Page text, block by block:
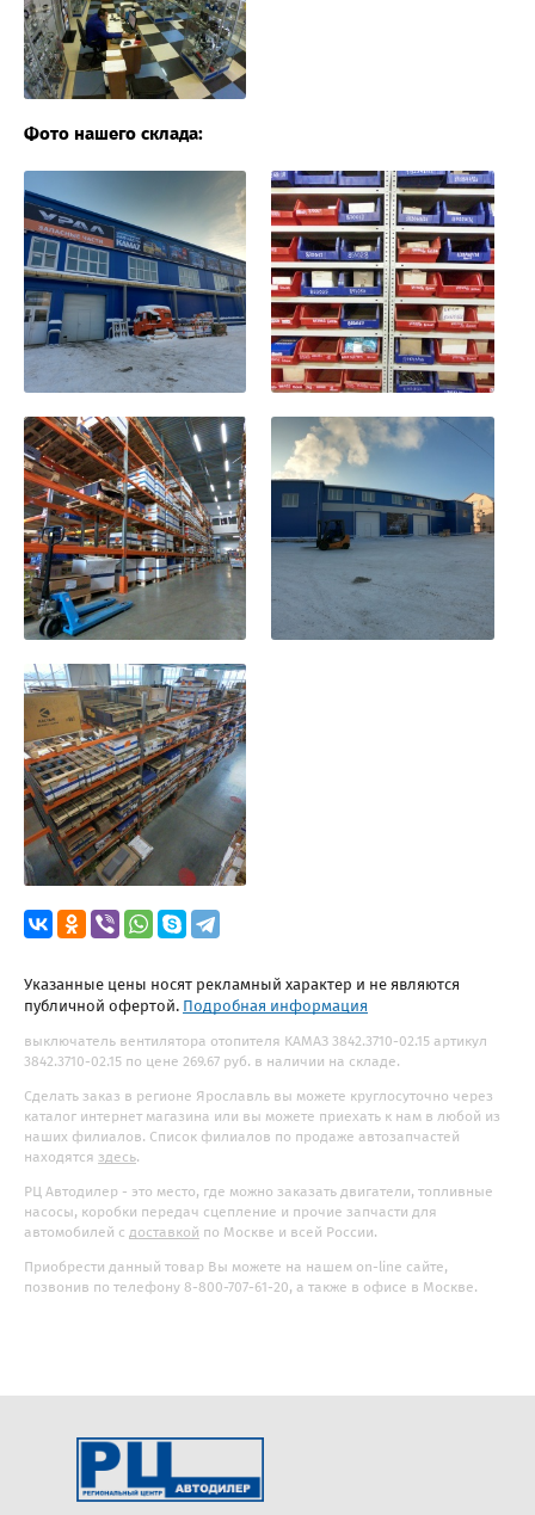
Фото нашего склада:
Указанные цены носят рекламный характер и не являются
публичной офертой. Подробная информация
выключатель вентилятора отопителя КАМАЗ 3842.3710-02.15 артикул
3842.3710-02.15 по цене 269.67 руб. в наличии на складе.
Сделать заказ в регионе Ярославль вы можете круглосуточно через
каталог интернет магазина или вы можете приехать к нам в любой из
наших филиалов. Список филиалов по продаже автозапчастей
находятся здесь.
РЦ Автодилер - это место, где можно заказать двигатели, топливные
насосы, коробки передач сцепление и прочие запчасти для
автомобилей с доставкой по Москве и всей России.
Приобрести данный товар Вы можете на нашем on-line сайте,
позвонив по телефону 8-800-707-61-20, а также в офисе в Москве.